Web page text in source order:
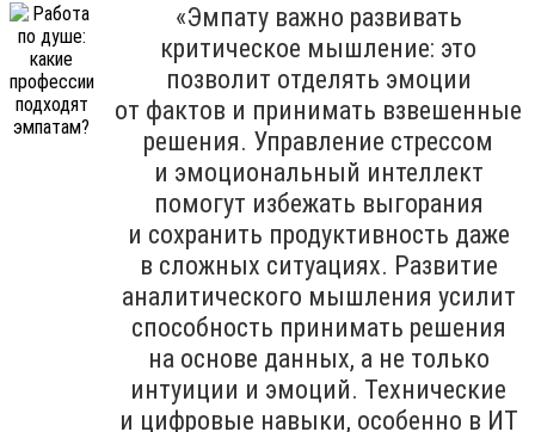
«Эмпату важно развивать
критическое мышление: это
позволит отделять эмоции
от фактов и принимать взвешенные
решения. Управление стрессом
и эмоциональный интеллект
помогут избежать выгорания
и сохранить продуктивность даже
в сложных ситуациях. Развитие
аналитического мышления усилит
способность принимать решения
на основе данных, а не только
интуиции и эмоций. Технические
и цифровые навыки, особенно в ИТ